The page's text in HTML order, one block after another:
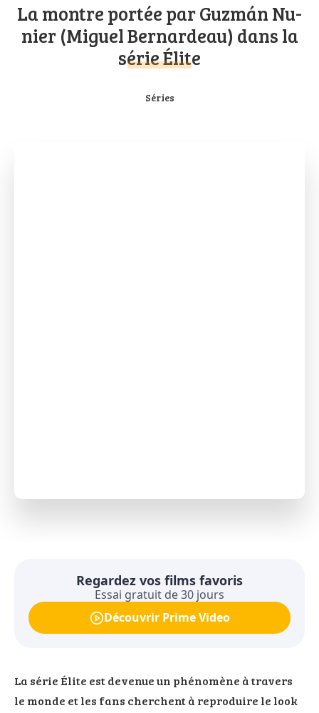
La montre portée par Guzmán Nu­
nier (Mi­guel Ber­nar­deau) dans la
série Élite
Séries
Regardez vos films favoris
Essai gratuit de 30 jours
Découvrir Prime Video
La série Élite est devenue un phénomène à travers
le monde et les fans cherchent à reproduire le look